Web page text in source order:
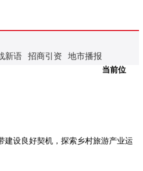
新语 招商引资 地市播报
当前位
设良好契机，探索乡村旅游产业运